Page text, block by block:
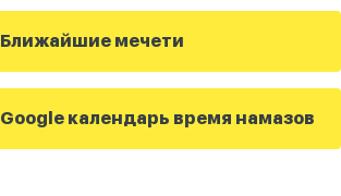
Ближайшие мечети
Google календарь время намазов